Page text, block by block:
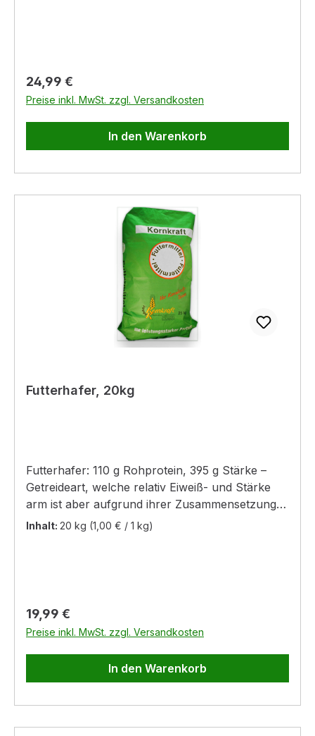
Regulärer Preis:
24,99 €
Preise inkl. MwSt. zzgl. Versandkosten
In den Warenkorb
Futterhafer, 20kg
Futterhafer: 110 g Rohprotein, 395 g Stärke –
Getreideart, welche relativ Eiweiß- und Stärke
arm ist aber aufgrund ihrer Zusammensetzung
diätetisch positive Eigenschaften aufweist. Er ist
Inhalt: 20 kg (1,00 € / 1 kg)
Regulärer Preis:
19,99 €
Preise inkl. MwSt. zzgl. Versandkosten
In den Warenkorb